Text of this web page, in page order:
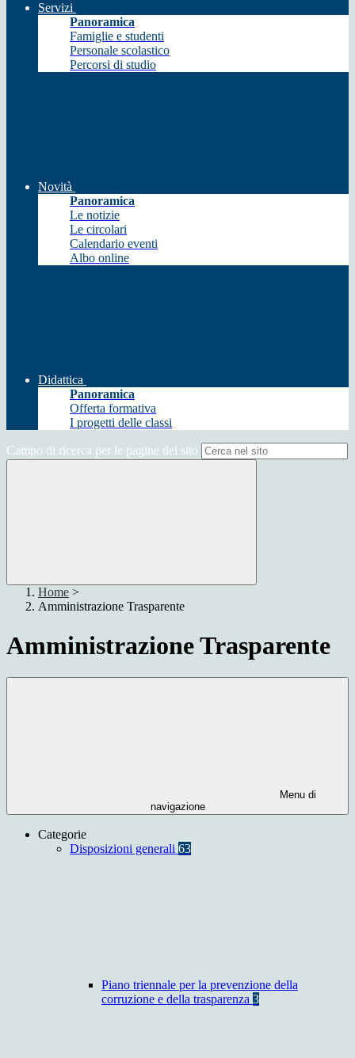
Servizi
Panoramica
Famiglie e studenti
Personale scolastico
Percorsi di studio
Novità
Panoramica
Le notizie
Le circolari
Calendario eventi
Albo online
Didattica
Panoramica
Offerta formativa
I progetti delle classi
Campo di ricerca per le pagine del sito
Home >
Amministrazione Trasparente
Amministrazione Trasparente
Menu di
navigazione
Categorie
Disposizioni generali 63
Piano triennale per la prevenzione della
corruzione e della trasparenza 3